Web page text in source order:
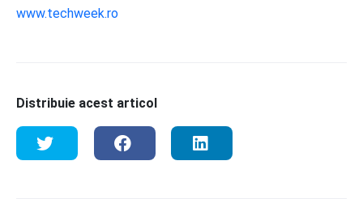
www.techweek.ro
Distribuie acest articol